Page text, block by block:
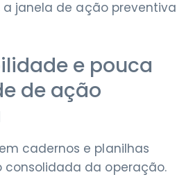
janela de ação preventiva
e pouca
de ação
cadernos e planilhas
consolidada da operação.